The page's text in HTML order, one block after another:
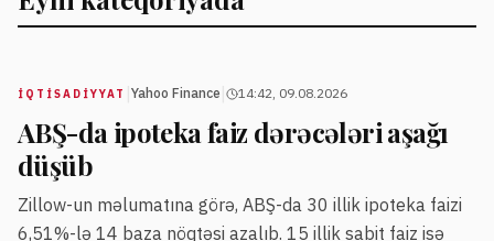
İQTISADIYYAT Yahoo Finance 14:42, 09.08.2026
ABŞ-da ipoteka faiz dərəcələri aşağı
düşüb
Zillow-un məlumatına görə, ABŞ-da 30 illik ipoteka faizi
6,51%-lə 14 baza nöqtəsi azalıb. 15 illik sabit faiz isə